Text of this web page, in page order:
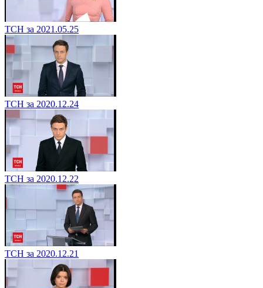
ТСН за 2021.05.25
ТСН за 2020.12.24
ТСН за 2020.12.22
ТСН за 2020.12.21